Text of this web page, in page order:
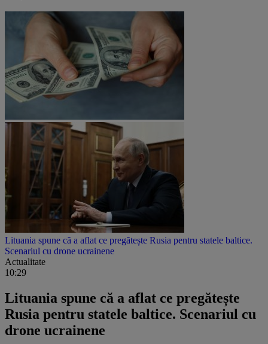
Lituania spune că a aflat ce pregătește Rusia pentru statele baltice.
Scenariul cu drone ucrainene
Actualitate
10:29
Lituania spune că a aflat ce pregătește
Rusia pentru statele baltice. Scenariul cu
drone ucrainene